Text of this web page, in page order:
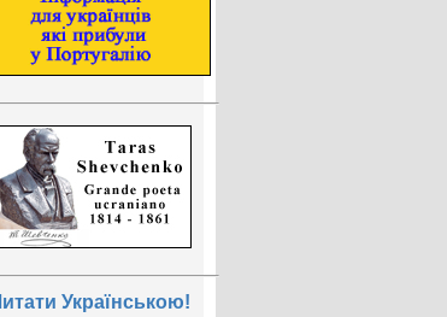
Українською!